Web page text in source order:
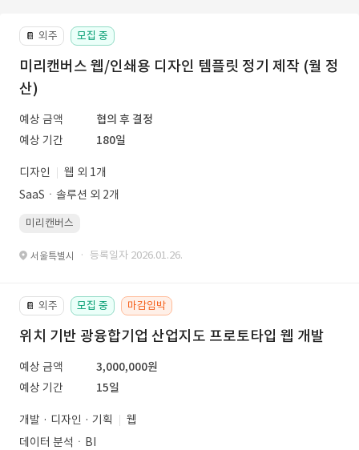
📔 외주 모집 중
미리캔버스 웹/인쇄용 디자인 템플릿 정기 제작 (월 정
산)
예상 금액
협의 후 결정
예상 기간
180일
디자인
웹 외 1개
SaaSㆍ솔루션 외 2개
미리캔버스
서울특별시 · 등록일자 2026.01.26.
📔 외주 모집 중 마감임박
위치 기반 광융합기업 산업지도 프로토타입 웹 개발
예상 금액
3,000,000원
예상 기간
15일
개발 · 디자인 · 기획
웹
데이터 분석ㆍBI